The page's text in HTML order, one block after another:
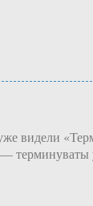
видели
терминуваты